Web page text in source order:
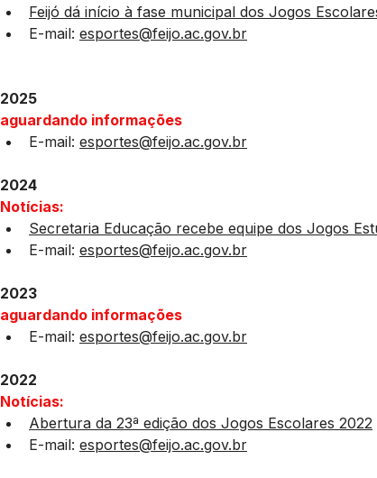
Feijó dá início à fase municipal dos Jogos
E-mail: esportes@feijo.ac.gov.br
2025
aguardando informações
E-mail: esportes@feijo.ac.gov.br
2024
Notícias:
Secretaria Educação recebe equipe dos Jogos
E-mail: esportes@feijo.ac.gov.br
2023
aguardando informações
E-mail: esportes@feijo.ac.gov.br
2022
Notícias:
Abertura da 23ª edição dos Jogos Escolares 2022
E-mail: esportes@feijo.ac.gov.br